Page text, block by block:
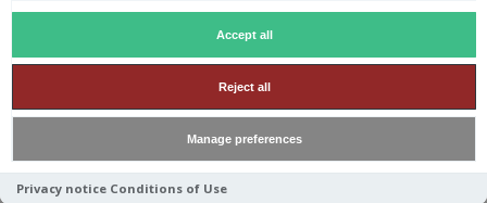
Accept all
Reject all
Manage preferences
Privacy notice Conditions of Use
BRANA LIQUEUR DE
CLEMENTINE 50CL 25°